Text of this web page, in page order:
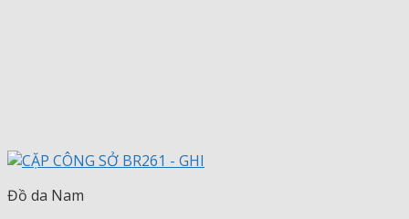
Đồ da Nam